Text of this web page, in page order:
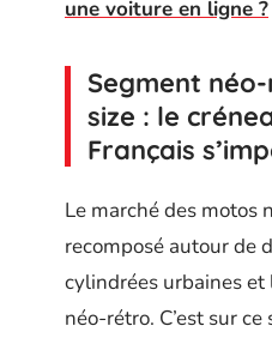
une voiture en ligne ?
Segment
size : le
Français
Le marché des motos
recomposé autour de
cylindrées urbaines
néo-rétro. C’est sur